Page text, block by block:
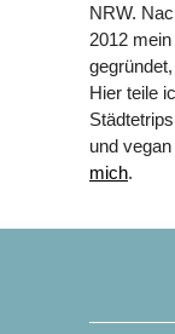
NRW.
2012
Hier teile
und
mich.